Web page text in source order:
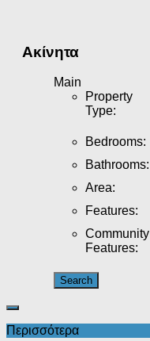
Ακίνητα
Main
Property
Type:
Bedrooms:
Bathrooms:
Area:
Features:
Community
Features:
Περισσότερα